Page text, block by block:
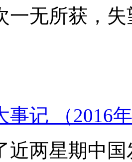
一无所获，
事记 （2016
近两星期中